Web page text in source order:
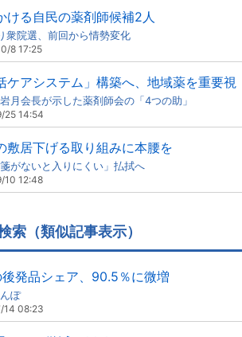
ける自民の薬剤師候補2人
衆院選、前回から情勢変化
8 17:25
ケアシステム」構築へ、地域薬を重要視
月会長が示した薬剤師会の「4つの助」
25 14:54
敷居下げる取り組みに本腰を
箋がないと入りにくい」払拭へ
10 12:48
索（類似記事表示）
発品シェア、90.5％に微増
ぽ
14 08:23